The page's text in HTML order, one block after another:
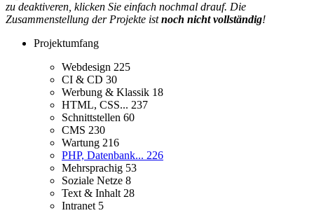
zu deaktiveren, klicken Sie einfach nochmal drauf. Die
Zusammenstellung der Projekte istnoch nicht vollständig!
Projektumfang
Webdesign 225
CI & CD 30
Werbung & Klassik 18
HTML, CSS... 237
Schnittstellen 60
CMS 230
Wartung 216
PHP, Datenbank... 226
Mehrsprachig 53
Soziale Netze 8
Text & Inhalt 28
Intranet 5